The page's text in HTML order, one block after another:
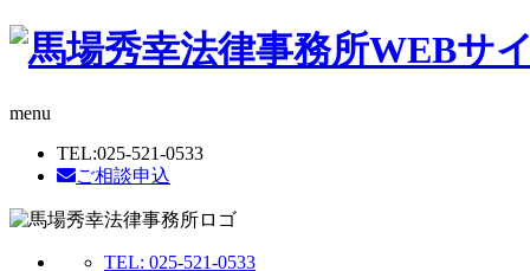
menu
TEL:025-521-0533
ご相談申込
TEL: 025-521-0533